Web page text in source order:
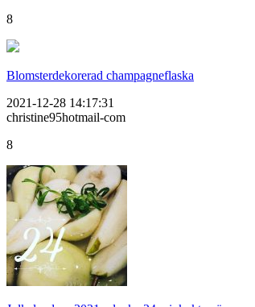
8
Blomsterdekorerad champagneflaska
2021-12-28 14:17:31
christine95hotmail-com
8